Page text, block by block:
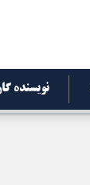
نویسنده